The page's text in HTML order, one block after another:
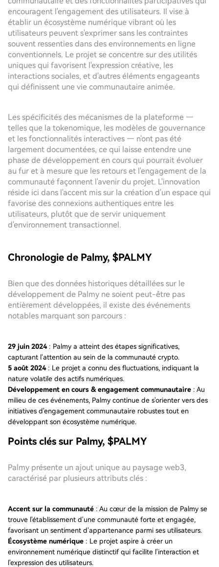
encouragent l'engagement des utilisateurs. Il vise à
établir un écosystème numérique vibrant où les
utilisateurs peuvent s'exprimer sans les contraintes
souvent ressenties dans des environnements en ligne
conventionnels. Le projet se concentre sur des utilités
uniques qui favorisent l'expression créative, les
interactions sociales, et d'autres éléments engageants
qui définissent une vie communautaire animée.
Les spécificités des mécanismes de la plateforme —
telles que la tokenomique, les modèles de gouvernance
et les fonctionnalités interactives — n'ont pas été
largement documentées, ce qui laisse entendre une
phase de développement en cours qui pourrait évoluer
au fur et à mesure que les retours et l'engagement de la
communauté façonnent l'avenir du projet. L'innovation
réside ici dans l'accent mis sur la création d'un espace qui
favorise des connexions authentiques entre les
utilisateurs, plutôt que de servir uniquement
d'environnement transactionnel.
Chronologie de Palmy, $PALMY
Bien que des données historiques détaillées sur le
développement de Palmy ne soient peut-être pas
entièrement développées, il existe des événements
notables marquant son parcours :
29 juin 2024: Palmy a atteint des étapes significatives,
capturant l'attention au sein de la communauté crypto.
5 août 2024: Le projet a connu des fluctuations, indiquant la
nature volatile des actifs numériques.
Développement en cours & engagement communautaire : Au
milieu de ces événements, Palmy continue de s'orienter vers des
initiatives d'engagement communautaire robustes tout en
développant son écosystème numérique.
Points clés sur Palmy, $PALMY
Palmy présente un ajout unique au paysage web3,
caractérisé par plusieurs attributs clés :
Accent sur la communauté : Au cœur de la mission de Palmy se
trouve l'établissement d'une communauté forte et engagée,
favorisant un sentiment d'appartenance parmi ses utilisateurs.
Écosystème numérique : Le projet aspire à créer un
environnement numérique distinctif qui facilite l'interaction et
l'expression des utilisateurs.